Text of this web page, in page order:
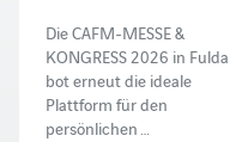
Die CAFM-MESSE &
KONGRESS 2026 in Fulda
bot erneut die ideale
Plattform für den
persönlichen …